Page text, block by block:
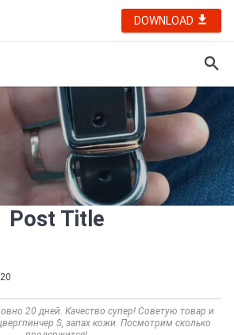
DOWNLOAD
Post Title
20 дней. Качество супер! Советую товар и
S, запах кожи. Посмотрим сколько